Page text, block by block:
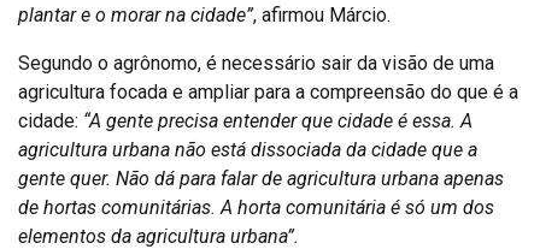
plantar e o morar na cidade”, afirmou Márcio.
Segundo o agrônomo, é necessário sair da visão de uma
agricultura focada e ampliar para a compreensão do que é a
cidade: “A gente precisa entender que cidade é essa. A
agricultura urbana não está dissociada da cidade que a
gente quer. Não dá para falar de agricultura urbana apenas
de hortas comunitárias. A horta comunitária é só um dos
elementos da agricultura urbana”.